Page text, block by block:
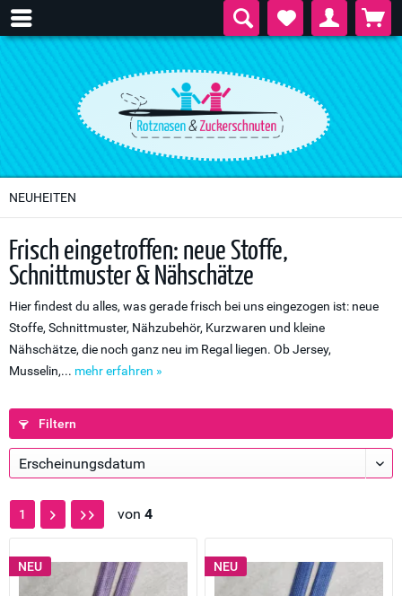
NEUHEITEN
Frisch eingetroffen: neue Stoffe,
Schnittmuster & Nähschätze
Hier findest du alles, was gerade frisch bei uns eingezogen ist: neue
Stoffe, Schnittmuster, Nähzubehör, Kurzwaren und kleine
Nähschätze, die noch ganz neu im Regal liegen. Ob Jersey,
Musselin,... mehr erfahren »
Filtern
1 von 4
NEU NEU